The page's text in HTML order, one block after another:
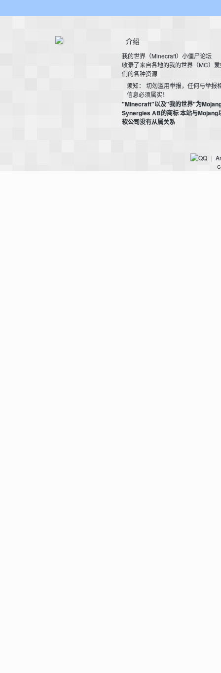
介绍
我的世界（Minecraft）小僵尸论坛
收录了来自各地的我的世界（MC）
们的各种资源
须知： 切勿滥用举报，任何与举报
信息必须属实！
"Minecraft"以及"我的世界"为
Synergies AB的商标 本站与Mojang
软公司没有从属关系